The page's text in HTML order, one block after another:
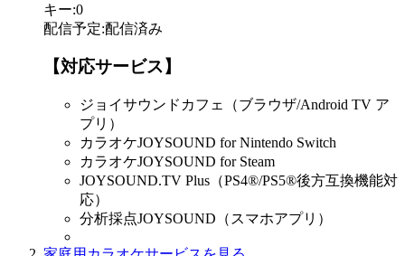
キー:0
配信予定:配信済み
【対応サービス】
ジョイサウンドカフェ（ブラウザ/Android TV ア
プリ）
カラオケJOYSOUND for Nintendo Switch
カラオケJOYSOUND for Steam
JOYSOUND.TV Plus（PS4®/PS5®後方互換機能対
応）
分析採点JOYSOUND（スマホアプリ）